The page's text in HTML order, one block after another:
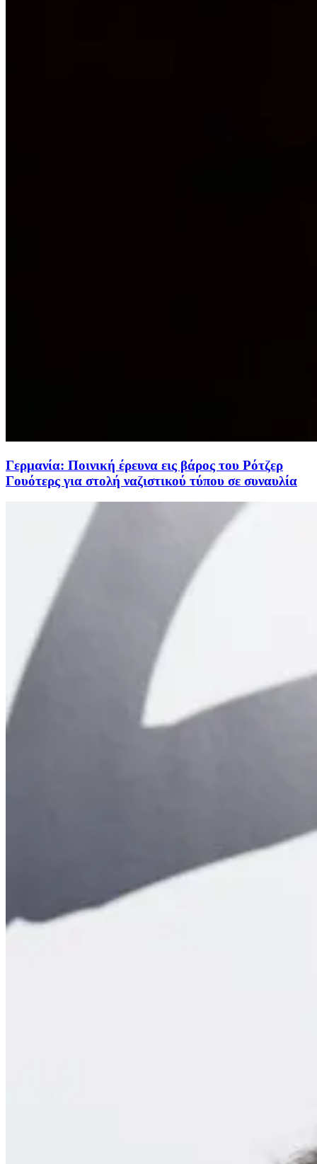
Γερμανία: Ποινική έρευνα εις βάρος του Ρότζερ
Γουότερς για στολή ναζιστικού τύπου σε συναυλία